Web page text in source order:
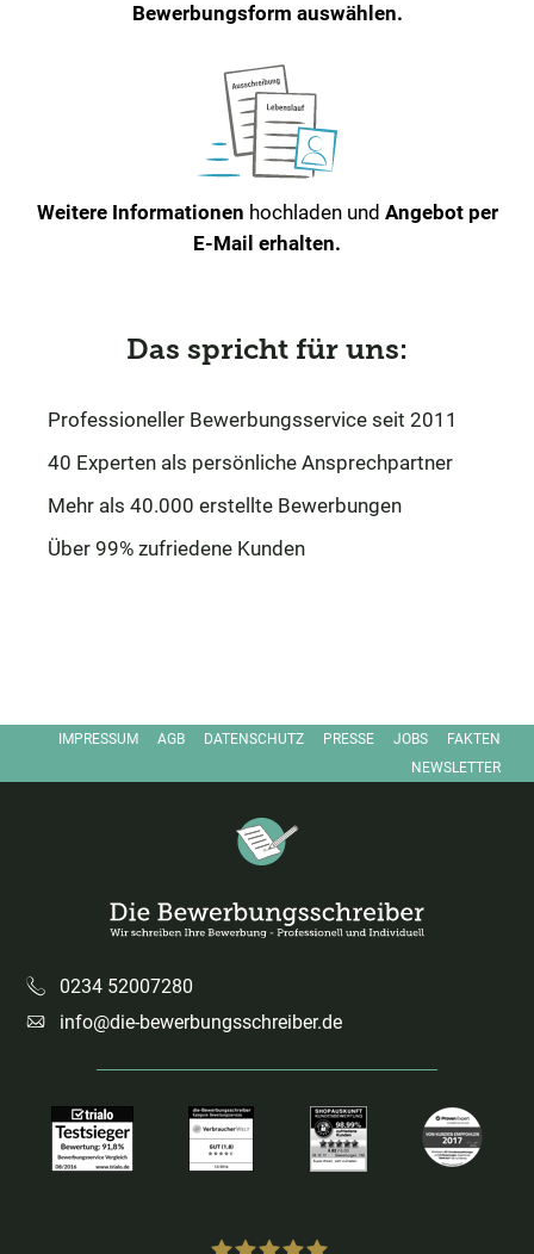
Bewerbungsform auswählen.
Weitere Informationen hochladen und Angebot per
E-Mail erhalten.
Das spricht für uns:
Professioneller Bewerbungsservice seit 2011
40 Experten als persönliche Ansprechpartner
Mehr als 40.000 erstellte Bewerbungen
Über 99% zufriedene Kunden
FACEBOOK
IMPRESSUM AGB DATENSCHUTZ PRESSE JOBS
FAKTEN
NEWSLETTER
Die Bewerbungsschreiber – Startseite
0234 52007280
E-Mail:info@die-bewerbungsschreiber.de